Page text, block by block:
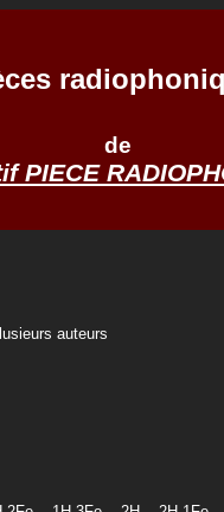
de
PIECE
auteurs